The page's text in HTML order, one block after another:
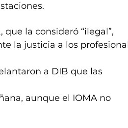
la consideró “ilegal”,
la justicia a los
a DIB que las
aunque el IOMA no